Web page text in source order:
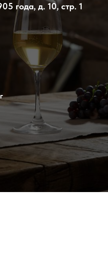
года, д. 10, стр. 1